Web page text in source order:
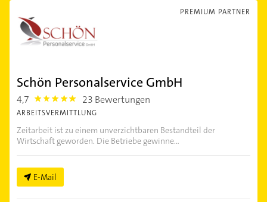
PREMIUM PARTNER
Schön Personalservice GmbH
4,7 4.7000003 23 Bewertungen
ARBEITSVERMITTLUNG
Zeitarbeit ist zu einem unverzichtbaren Bestandteil der
Wirtschaft geworden. Die Betriebe gewinne...
E-Mail